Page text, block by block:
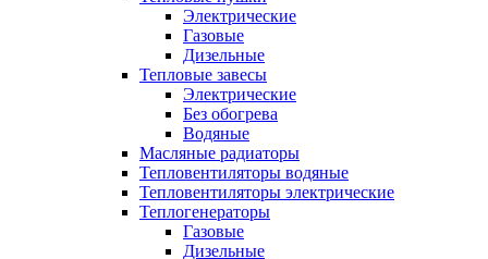
Электрические
Газовые
Дизельные
Тепловые завесы
Электрические
Без обогрева
Водяные
Масляные радиаторы
Тепловентиляторы водяные
Тепловентиляторы электрические
Теплогенераторы
Газовые
Дизельные